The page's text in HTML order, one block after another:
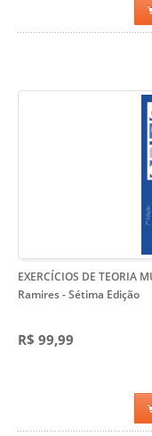
EXERCÍCIOS DE TEORIA
Ramires- Sétima Edição
R$ 99,99